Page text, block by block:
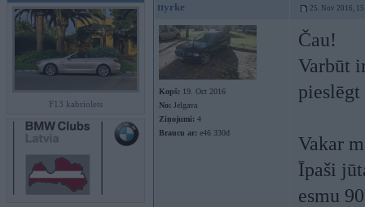
F13 kabriolets
ttyrke 25. Nov 2016,
Kopš: 19. Oct 2016
No: Jelgava
Ziņojumi: 4
Braucu ar: e46 330d
Čau!
Varbūt
Vakar
Īpaši
esmu